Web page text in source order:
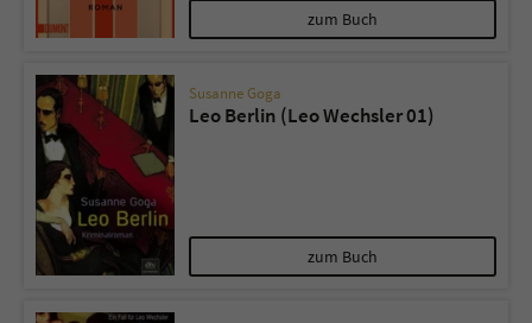
zum Buch
Susanne Goga
Leo Berlin (Leo Wechsler 01)
zum Buch